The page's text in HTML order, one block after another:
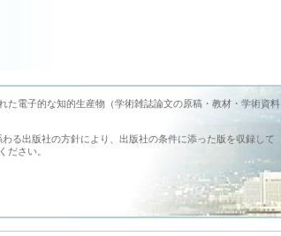
た電子的な知的生産物（学術雑誌論文の原稿・教材・学術資料
る出版社の方針により、出版社の条件に添った版を収録して
ださい。